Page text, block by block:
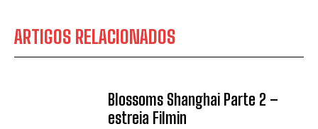
ARTIGOS RELACIONADOS
Blossoms Shanghai Parte 2 –
estreia Filmin